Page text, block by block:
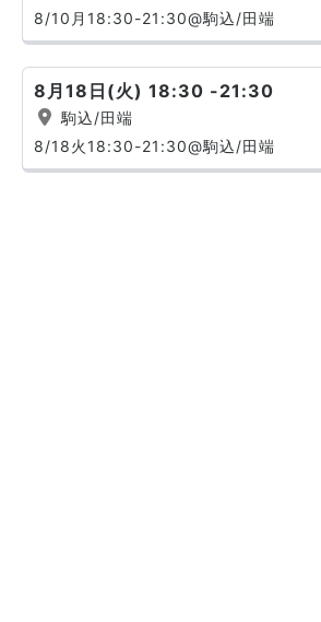
8/10月18:30-21:30@駒込/田端
8月18日(火) 18:30 -21:30
駒込/田端
8/18火18:30-21:30@駒込/田端